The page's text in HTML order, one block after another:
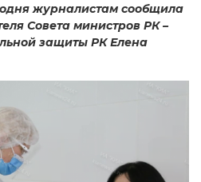
журналистам сообщила
Совета министров РК –
защиты РК Елена